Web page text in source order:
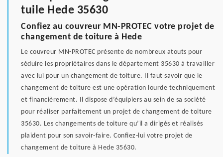
tuile Hede 35630
Confiez au couvreur MN-PROTEC votre projet de
changement de toiture à Hede
Le couvreur MN-PROTEC présente de nombreux atouts pour
séduire les propriétaires dans le département 35630 à travailler
avec lui pour un changement de toiture. Il faut savoir que le
changement de toiture est une opération lourde techniquement
et financièrement. Il dispose d’équipiers au sein de sa société
pour réaliser parfaitement un projet de changement de toiture
35630. Les changements de toiture qu’il a dirigés et réalisés
plaident pour son savoir-faire. Confiez-lui votre projet de
changement de toiture à Hede 35630.